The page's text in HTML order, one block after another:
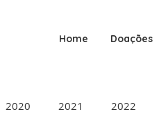
Home Doações
2020 2021 2022